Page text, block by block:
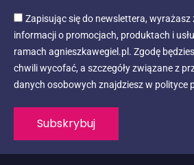
Zapisując się do newslettera, wyrażasz
informacji o promocjach, produktach i
ramach agnieszkawegiel.pl. Zgodę
chwili wycofać, a szczegóły związane z
danych osobowych znajdziesz w polityce
Subskrybuj